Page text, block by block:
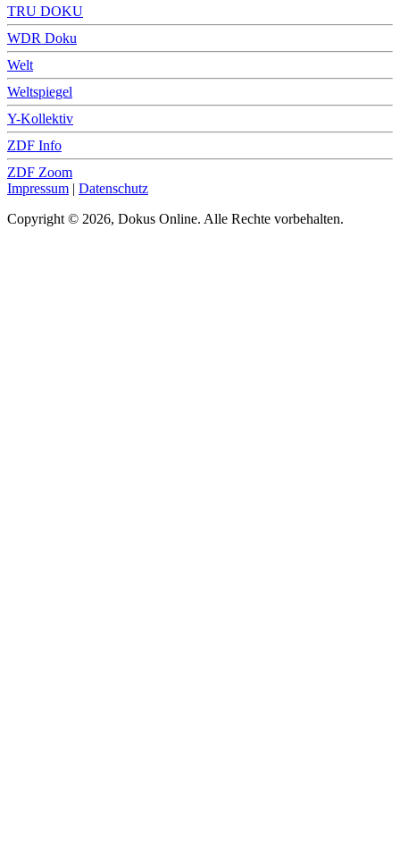
TRU DOKU
WDR Doku
Welt
Weltspiegel
Y-Kollektiv
ZDF Info
ZDF Zoom
Impressum | Datenschutz
Copyright © 2026, Dokus Online. Alle Rechte vorbehalten.